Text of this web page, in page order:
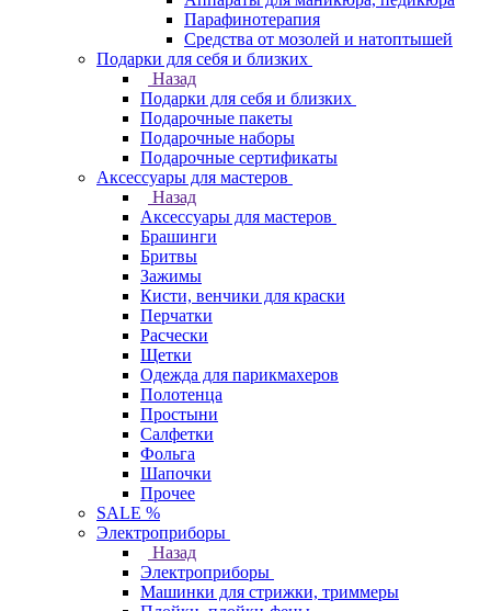
Парафинотерапия
Средства от мозолей и натоптышей
Подарки для себя и близких
Назад
Подарки для себя и близких
Подарочные пакеты
Подарочные наборы
Подарочные сертификаты
Аксессуары для мастеров
Назад
Аксессуары для мастеров
Брашинги
Бритвы
Зажимы
Кисти, венчики для краски
Перчатки
Расчески
Щетки
Одежда для парикмахеров
Полотенца
Простыни
Салфетки
Фольга
Шапочки
Прочее
SALE %
Электроприборы
Назад
Электроприборы
Машинки для стрижки, триммеры